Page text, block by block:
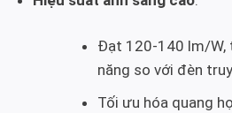
Đạt 120-140 lm/W,
năng so với đèn
Tối ưu hóa quang